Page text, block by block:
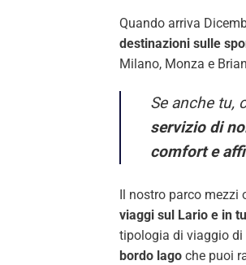
Quando arriva
destinazioni sulle
Milano, Monza e
Se anche tu,
servizio di
comfort e
Il nostro parco mezzi
viaggi sul Lario e in
tipologia di viaggio di
bordo lago che puoi